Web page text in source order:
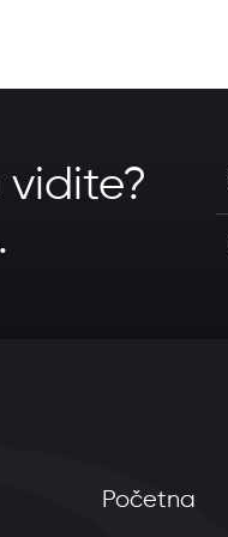
vidite?
Početna